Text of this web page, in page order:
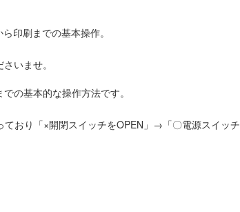
印刷までの基本操作。
いませ。
の基本的な操作方法です。
ており「×開閉スイッチをOPEN」→「〇電源スイッチ